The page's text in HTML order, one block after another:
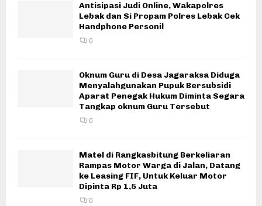
Antisipasi Judi Online, Wakapolres
Lebak dan Si Propam Polres Lebak Cek
Handphone Personil
0
Oknum Guru di Desa Jagaraksa Diduga
Menyalahgunakan Pupuk Bersubsidi
Aparat Penegak Hukum Diminta Segara
Tangkap oknum Guru Tersebut
0
Matel di Rangkasbitung Berkeliaran
Rampas Motor Warga di Jalan, Datang
ke Leasing FIF, Untuk Keluar Motor
Dipinta Rp 1,5 Juta
0